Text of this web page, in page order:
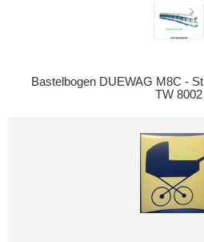
Bastelbogen DUEWAG M8C -
TW 8002